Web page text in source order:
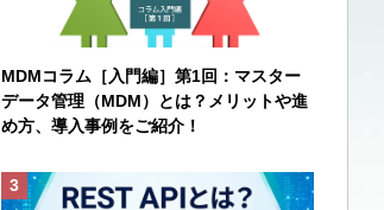
MDMコラム［入門編］第1回：マスター
データ管理（MDM）とは？メリットや進
め方、導入事例をご紹介！